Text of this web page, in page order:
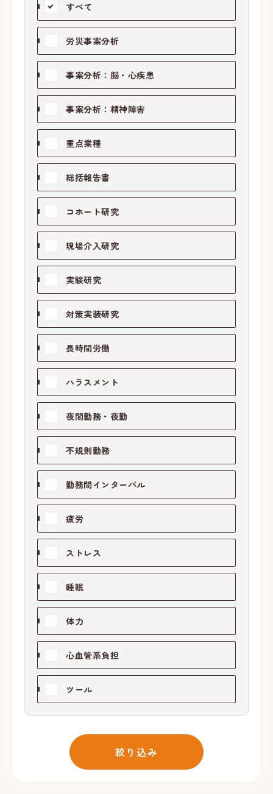
すべて
労災事案分析
事案分析：脳・心疾患
事案分析：精神障害
重点業種
総括報告書
コホート研究
現場介入研究
実験研究
対策実装研究
長時間労働
ハラスメント
夜間勤務・夜勤
不規則勤務
勤務間インターバル
疲労
ストレス
睡眠
体力
心血管系負担
ツール
絞り込み